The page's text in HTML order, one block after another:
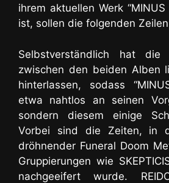
ihrem aktuellen Werk “MINUS
ist, sollen die folgenden
Selbstverständlich hat
zwischen den beiden Alben
hinterlassen, sodass
etwa nahtlos an seinen
sondern diesem einige
Vorbei sind die Zeiten, in
dröhnender Funeral Doom
Gruppierungen wie
nachgeeifert wurde.